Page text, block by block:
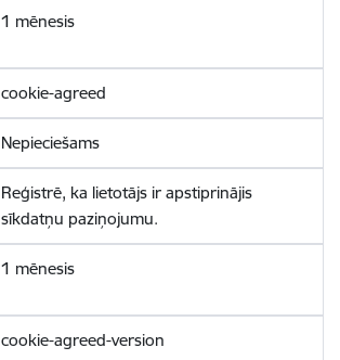
1 mēnesis
cookie-agreed
Nepieciešams
Reģistrē, ka lietotājs ir apstiprinājis
sīkdatņu paziņojumu.
1 mēnesis
cookie-agreed-version